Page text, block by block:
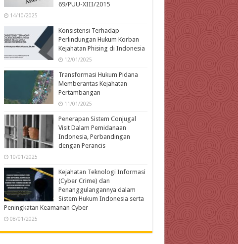
69/PUU-XIII/2015
14/10/2025
Konsistensi Terhadap
Perlindungan Hukum Korban
Kejahatan Phising di Indonesia
12/01/2025
Transformasi Hukum Pidana
Memberantas Kejahatan
Pertambangan
11/01/2025
Penerapan Sistem Conjugal
Visit Dalam Pemidanaan
Indonesia, Perbandingan
dengan Perancis
10/01/2025
Kejahatan Teknologi Informasi
(Cyber Crime) dan
Penanggulangannya dalam
Sistem Hukum Indonesia serta
Peningkatan Keamanan Cyber
08/01/2025